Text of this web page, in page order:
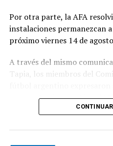
Por otra parte, la AFA
instalaciones permanezcan
próximo viernes 14 de
A través del mismo
Tapia, los miembros del
acompañamiento a Lionel
familiares y seres queridos.
El comunicado